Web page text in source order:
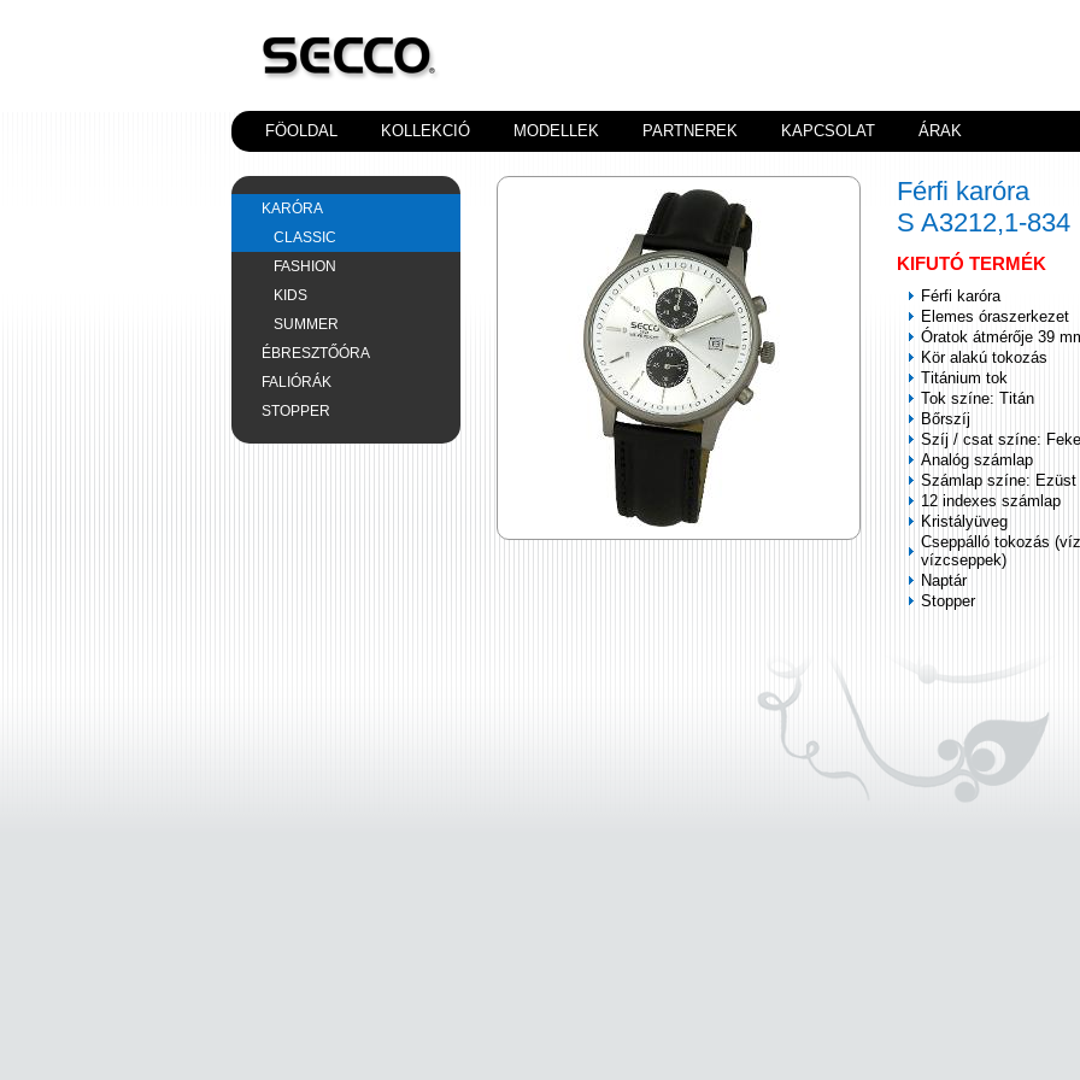
FÖOLDAL KOLLEKCIÓ MODELLEK PARTNEREK KAPCSOLAT ÁRAK
KARÓRA
CLASSIC
FASHION
KIDS
SUMMER
ÉBRESZTŐÓRA
FALIÓRÁK
STOPPER
Férfi karóra
S A3212,1-834
KIFUTÓ TERMÉK
Férfi karóra
Elemes óraszerkezet
Óratok átmérője 39
Kör alakú tokozás
Titánium tok
Tok színe: Titán
Bőrszíj
Szíj / csat színe:
Analóg számlap
Számlap színe: Ezüst
12 indexes számlap
Kristályüveg
Cseppálló tokozás
vízcseppek)
Naptár
Stopper